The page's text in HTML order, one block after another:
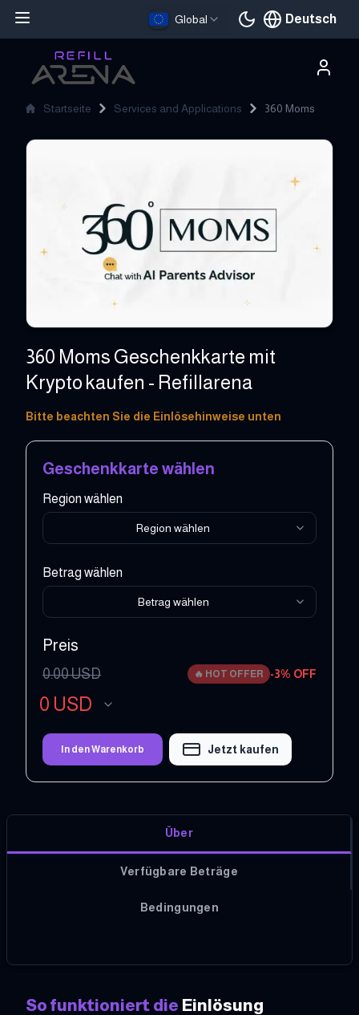
Global Deutsch
Aktuelle Sprache
Startseite Services and Applications 360 Moms
360 Moms Geschenkkarte mit
Krypto kaufen - Refillarena
10 - 100 USD
Bitte beachten Sie die Einlösehinweise unten
Geschenkkarte wählen
Region wählen
Region wählen
Betrag wählen
Betrag wählen
Preis
0.00USD 🔥 HOT OFFER -3% OFF
0 USD
In den Warenkorb Jetzt kaufen
Über
Verfügbare Beträge
Bedingungen
So funktioniert die Einlösung